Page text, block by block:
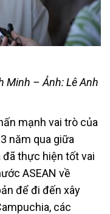
Minh – Ảnh: Lê Anh
mạnh vai trò của
năm qua giữa
đã thực hiện tốt vai
ASEAN về
để đi đến xây
các